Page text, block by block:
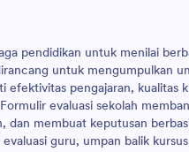
pendidikan untuk menilai
untuk mengumpulkan
pengajaran, kualitas
evaluasi sekolah
dan membuat keputusan
guru, umpan balik